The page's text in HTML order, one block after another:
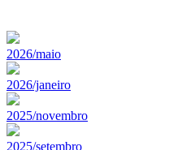
2026/maio
2026/janeiro
2025/novembro
2025/setembro